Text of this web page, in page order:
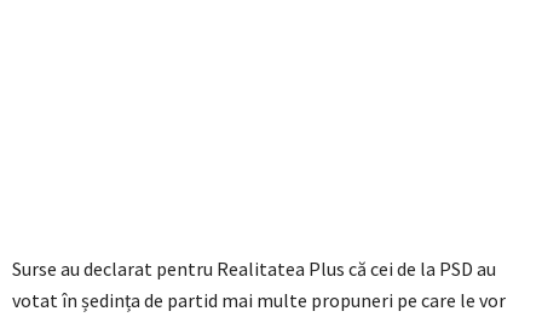
Surse au declarat pentru Realitatea Plus că cei de la PSD au
votat în ședința de partid mai multe propuneri pe care le vor